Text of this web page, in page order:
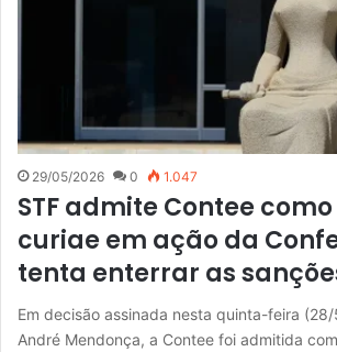
29/05/2026 0 1.047
STF admite Contee
curiae em ação da
tenta enterrar as
Em decisão assinada nesta quinta-feira
André Mendonça, a Contee foi admitida